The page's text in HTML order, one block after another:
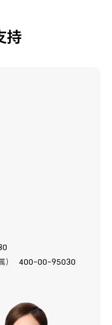
持
400-00-95030